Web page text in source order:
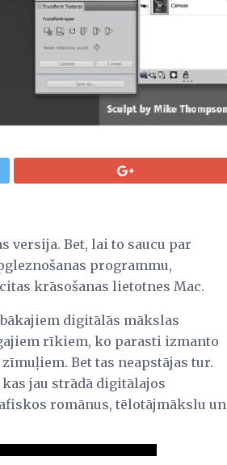
versija. Bet, lai to saucu par
programmu,
krāsošanas lietotnes Mac.
digitālās mākslas
rīkiem, ko parasti izmanto
Bet tas neapstājas tur.
jau strādā digitālajos
romānus, tēlotājmākslu un